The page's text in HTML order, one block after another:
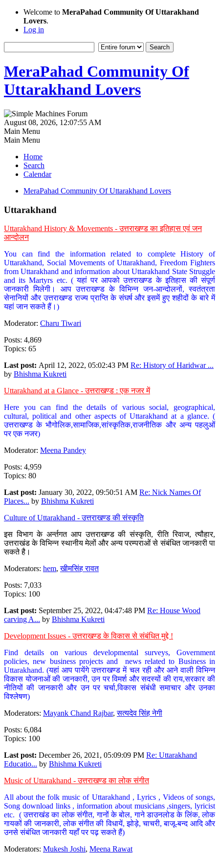
Welcome to MeraPahad Community Of Uttarakhand
Lovers.
Log in
MeraPahad Community Of
Uttarakhand Lovers
August 08, 2026, 12:07:55 AM
Main Menu
Main Menu
Home
Search
Calendar
MeraPahad Community Of Uttarakhand Lovers
Uttarakhand
Uttarakhand History & Movements - उत्तराखण्ड का इतिहास एवं जन
आन्दोलन
You can find the information related to complete History of
Uttarakhand, Social Movements of Uttarakhand, Freedom Fighters
from Uttarakhand and information about Uttarakhand State Struggle
and its Martyrs etc. ( यहां पर आपको उत्तराखण्ड के इतिहास की संपूर्ण
जानकारी मिलेगी। आप उत्तराखण्ड के विभिन्न जन-आन्दोलनों, स्वतंत्रता
सेनानियों और उत्तराखण्ड राज्य प्राप्ति के संघर्ष और इसमें हुए शहीदों के बारे में
यहां जान सकते हैं।)
Moderator: Charu Tiwari
Posts: 4,869
Topics: 65
Last post: April 12, 2022, 05:02:43 PM Re: History of Haridwar ...
by Bhishma Kukreti
Uttarakhand at a Glance - उत्तराखण्ड : एक नजर में
Here you can find the details of various social, geographical,
cultural, political and other aspects of Uttarakhand at a glance. (
उत्तराखण्ड के भौगोलिक,सामाजिक,सांस्कृतिक,राजनीतिक और अन्य पहलुओं
पर एक नजर)
Moderator: Meena Pandey
Posts: 4,959
Topics: 80
Last post: January 30, 2022, 09:50:51 AM Re: Nick Names Of
Places... by Bhishma Kukreti
Culture of Uttarakhand - उत्तराखण्ड की संस्कृति
इस विभाग के अर्न्तगत आप उत्तराखण्ड की संस्कृति, रीति रिवाज, त्यौहार,
उत्तराखंड के विभिन्न स्थानीय मेलों और अन्य परम्पराओं से संबंधित जानकारी पा
सकते है।
Moderators: hem,खीमसिंह रावत
Posts: 7,033
Topics: 100
Last post: September 25, 2022, 04:47:48 PM Re: House Wood
carving A... by Bhishma Kukreti
Development Issues - उत्तराखण्ड के विकास से संबंधित मुद्दे !
Find details on various developmental surveys, Government
policies, new business projects and news related to Business in
Uttarakhand. (यहां आप पायेंगे उत्तराखण्ड में चल रही और आने वाली विभिन्न
विकास योजनाओं की जानकारी, उन पर विमर्श और सदस्यों की राय,सरकार की
नीतियों की जानकारी और उन पर चर्चा,विकास संबंधी समाचार और उनका
विश्लेषण)
Moderators: Mayank Chand Rajbar,सत्यदेव सिंह नेगी
Posts: 6,084
Topics: 100
Last post: December 26, 2021, 05:09:09 PM Re: Uttarakhand
Educatio... by Bhishma Kukreti
Music of Uttarakhand - उत्तराखण्ड का लोक संगीत
All about the folk music of Uttarakhand , Lyrics , Videos of songs,
Song download links , information about musicians ,singers, lyricist
etc. ( उत्तराखंड का लोक संगीत, गानों के बोल, गाने डाउनलोड के लिंक, लोक
गायकों की जानकारी, लोक संगीत की विधायें, झोड़े, चाचरी, बाजू-बन्द आदि और
उनसे संबंधित जानकारी यहाँ पर पढ़ सकते हैं)
Moderators: Mukesh Joshi, Meena Rawat